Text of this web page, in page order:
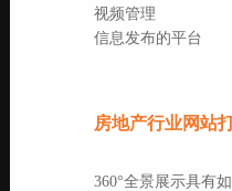
视频管理
信息发布的平台
房地产行业网站
360°全景展示具有